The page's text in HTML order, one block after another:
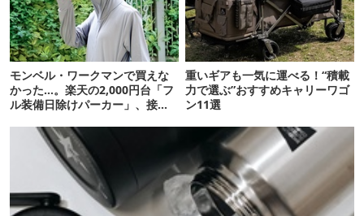
モンベル・ワークマンで買えな
かった…。楽天の2,000円台「フ
ル装備日除けパーカー」、接触
重いギアも一気に運べる！“積載
力で選ぶ”おすすめキャリーワゴ
ン11選